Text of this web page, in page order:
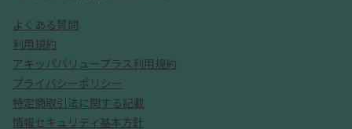
よくある質問
利用規約
アキッパバリュープラス利用規約
プライバシーポリシー
特定商取引法に関する記載
情報セキュリティ基本方針